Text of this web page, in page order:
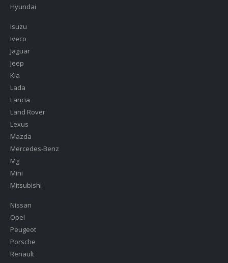
Hyundai
Isuzu
Iveco
Jaguar
Jeep
Kia
Lada
Lancia
Land Rover
Lexus
Mazda
Mercedes-Benz
Mg
Mini
Mitsubishi
Nissan
Opel
Peugeot
Porsche
Renault